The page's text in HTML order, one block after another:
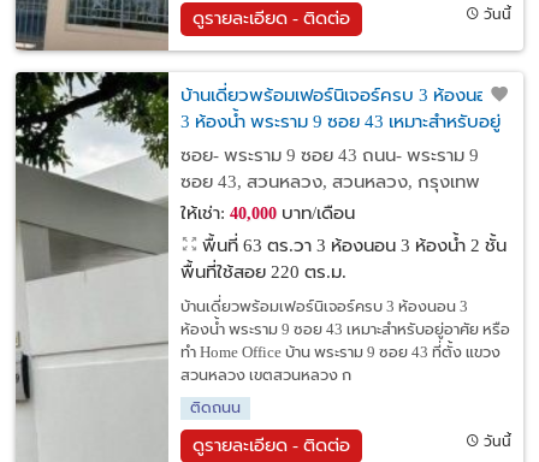
ดูรายละเอียด - ติดต่อ วันนี้
บ้านเดี่ยวพร้อมเฟอร์นิเจอร์ครบ 3 ห้องนอน
3 ห้องน้ำ พระราม 9 ซอย 43 เหมาะสำหรับอยู่
อาศัย หรือทำ Home Office
ซอย- พระราม 9 ซอย 43 ถนน- พระราม 9
ซอย 43, สวนหลวง, สวนหลวง, กรุงเทพ
ให้เช่า: 40,000บาท/เดือน
พื้นที่ 63 ตร.วา 3 ห้องนอน 3 ห้องน้ำ 2 ชั้น
พื้นที่ใช้สอย 220 ตร.ม.
บ้านเดี่ยวพร้อมเฟอร์นิเจอร์ครบ 3 ห้องนอน 3
ห้องน้ำ พระราม 9 ซอย 43 เหมาะสำหรับอยู่อาศัย หรือ
ทำ Home Office บ้าน พระราม 9 ซอย 43 ที่ตั้ง แขวง
สวนหลวง เขตสวนหลวง ก
ติดถนน
ดูรายละเอียด - ติดต่อ วันนี้